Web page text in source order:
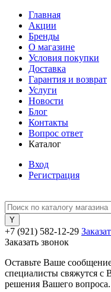
Главная
Акции
Бренды
О магазине
Условия покупки
Доставка
Гарантия и возврат
Услуги
Новости
Блог
Контакты
Вопрос ответ
Каталог
Вход
Регистрация
+7 (921) 582-12-29
Заказать звонок
Оставьте Ваше
специалисты свяжутся с
решения Вашего вопроса.